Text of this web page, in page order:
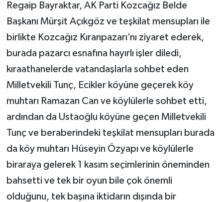
Regaip Bayraktar, AK Parti Kozcağız Belde
Başkanı Mürşit Açıkgöz ve teşkilat mensupları ile
birlikte Kozcağız Kıranpazarı’nı ziyaret ederek,
burada pazarcı esnafına hayırlı işler diledi,
kıraathanelerde vatandaşlarla sohbet eden
Milletvekili Tunç, Ecikler köyüne geçerek köy
muhtarı Ramazan Can ve köylülerle sohbet etti,
ardından da Ustaoğlu köyüne geçen Milletvekili
Tunç ve beraberindeki teşkilat mensupları burada
da köy muhtarı Hüseyin Özyapı ve köylülerle
biraraya gelerek 1 kasım seçimlerinin öneminden
bahsetti ve tek bir oyun bile çok önemli
olduğunu, tek başına iktidarın dışında bir